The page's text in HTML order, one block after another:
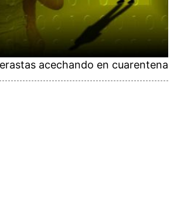
acechando en cuarentena